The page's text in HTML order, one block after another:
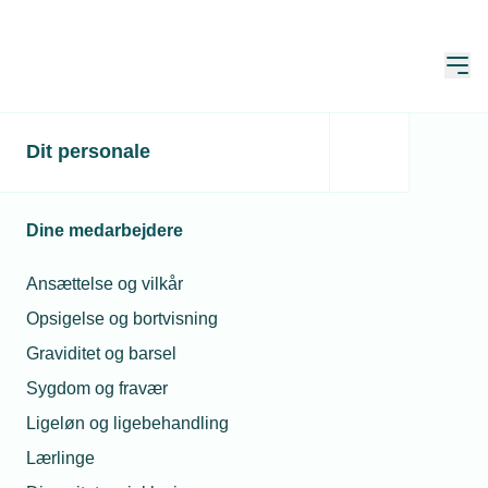
Dit personale
Dine medarbejdere
Ansættelse og vilkår
Opsigelse og bortvisning
Graviditet og barsel
Sygdom og fravær
Ligeløn og ligebehandling
Lærlinge
Petrowsky køber op
Publiceret: 15. apr. 2019